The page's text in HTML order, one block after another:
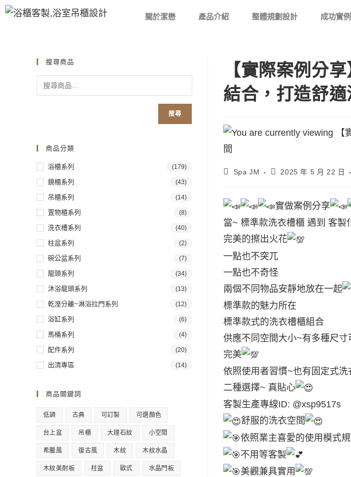
關於潔懋 產品介紹 整體規劃設計 成功實例
【實際案例分
結合，打造舒適
Spa JM 2025 年 5 月 22 日
實做案例分享
當~ 標準款洗衣槽櫃 遇到 客製
完美的擦出火花
一點也不突兀
一點也不奇怪
兩個不同物品安靜地放在一起
標準款的魅力所在
標準款式的洗衣槽櫃組合
供應不同空間大小~有多種尺寸
完美
依照使用者習慣~也有固定式
二種選擇~ 真貼心
客製生產專線ID: @xsp9517s
舒服的洗衣空間
依照業主喜愛的使用模式規
不用等客製
美觀兼具實用
搜尋商品
搜尋
商品分類
浴櫃系列 (179)
鏡櫃系列 (43)
吊櫃系列 (14)
置物櫃系列 (8)
洗衣槽系列 (40)
柱盆系列 (2)
碗公盆系列 (7)
龍頭系列 (34)
沐浴龍頭系列 (13)
乾溼分離~淋浴拉門系列 (12)
浴缸系列 (6)
馬桶系列 (4)
配件系列 (20)
出清專區 (14)
商品關鍵詞
低調 古典 可訂製 可選顏色
台上盆 吊櫃 大理石紋 小空間
希臘風 復古風 木紋 木紋水晶
木紋美耐板 柱盆 歐式 水晶門板